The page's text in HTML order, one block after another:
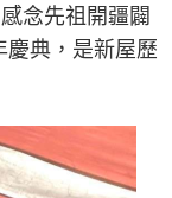
念先祖開疆闢
典，是新屋歷